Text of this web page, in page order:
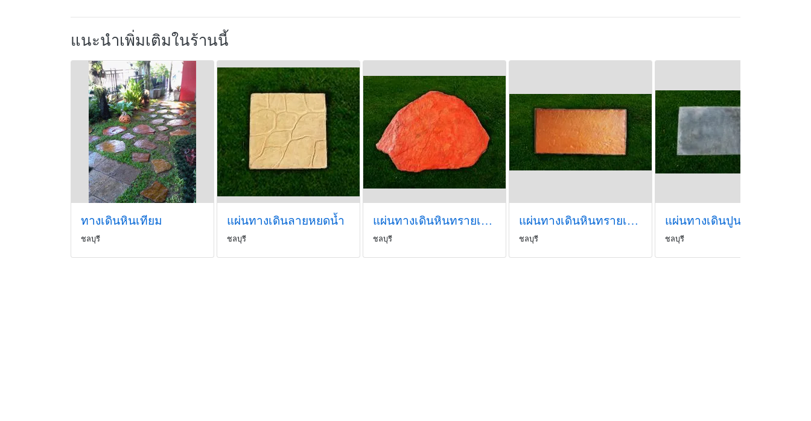
แนะนำเพิ่มเติมในร้านนี้
ทางเดินหินเทียม
ชลบุรี
แผ่นทางเดินลายหยดน้ำ
ชลบุรี
แผ่นทางเดินหินทรายเทียมฟรีฟอร์มแดง
ชลบุรี
แผ่นทางเดินหินทรายเทียม
ชลบุรี ชลบุรี